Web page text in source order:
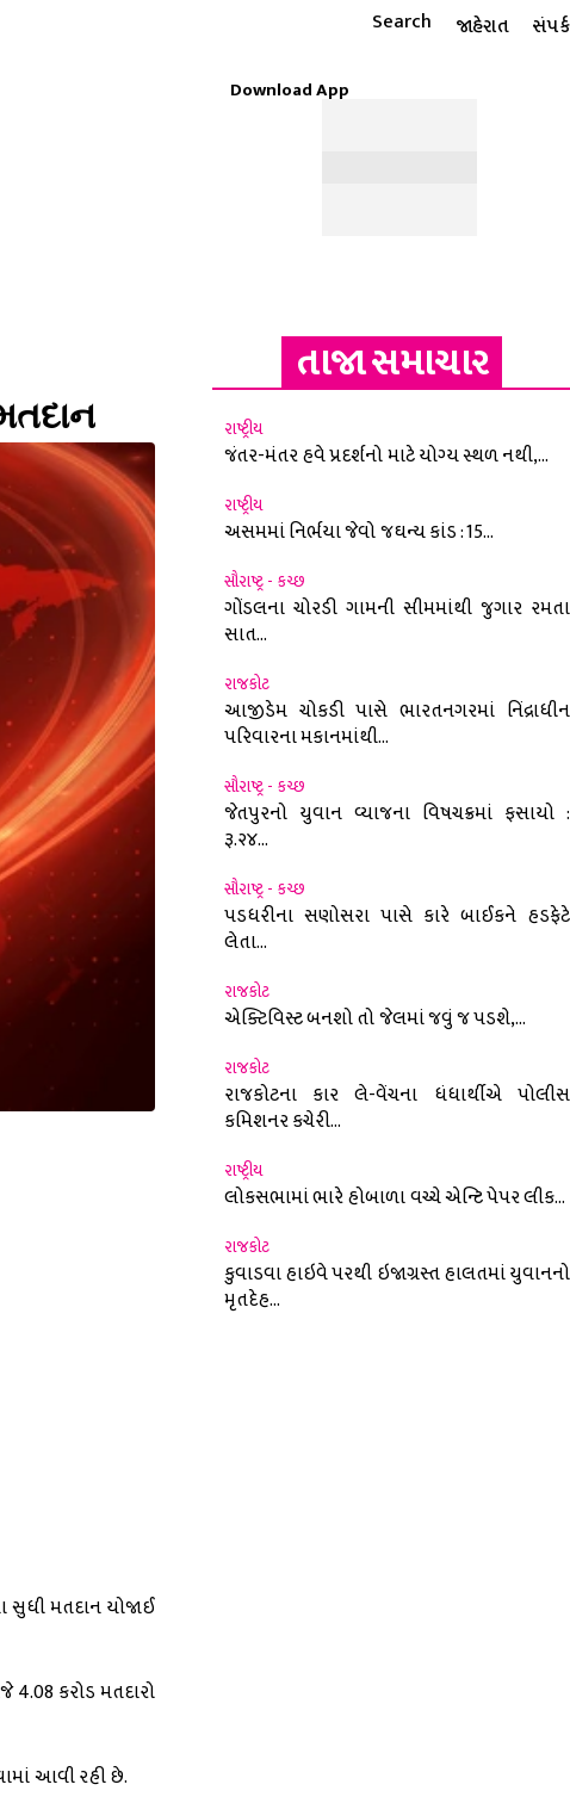
Search જાહેરાત સંપર્ક
Download App
સુધી મતદાન યોજાઈ
કરોડ મતદારો
આવી રહી છે.
તાજા સમાચાર
રાષ્ટ્રીય
જંતર-મંતર હવે પ્રદર્શનો માટે યોગ્ય સ્થળ નથી,...
રાષ્ટ્રીય
અસમમાં નિર્ભયા જેવો જઘન્ય કાંડ : 15...
સૌરાષ્ટ્ર - કચ્છ
ગોંડલના ચોરડી ગામની સીમમાંથી જુગાર રમતા
સાત...
રાજકોટ
આજીડેમ ચોકડી પાસે ભારતનગરમાં નિંદ્રાધીન
પરિવારના મકાનમાંથી...
સૌરાષ્ટ્ર - કચ્છ
જેતપુરનો યુવાન વ્યાજના વિષચક્રમાં ફસાયો :
રૂ.૨૪...
સૌરાષ્ટ્ર - કચ્છ
પડધરીના સણોસરા પાસે કારે બાઈકને હડફેટે
લેતા...
રાજકોટ
એક્ટિવિસ્ટ બનશો તો જેલમાં જવું જ પડશે,...
રાજકોટ
રાજકોટના કાર લે-વેંચના ધંધાર્થીએ પોલીસ
કમિશનર કચેરી...
રાષ્ટ્રીય
લોકસભામાં ભારે હોબાળા વચ્ચે એન્ટિ પેપર લીક...
રાજકોટ
કુવાડવા હાઇવે પરથી ઇજાગ્રસ્ત હાલતમાં યુવાનનો
મૃતદેહ...